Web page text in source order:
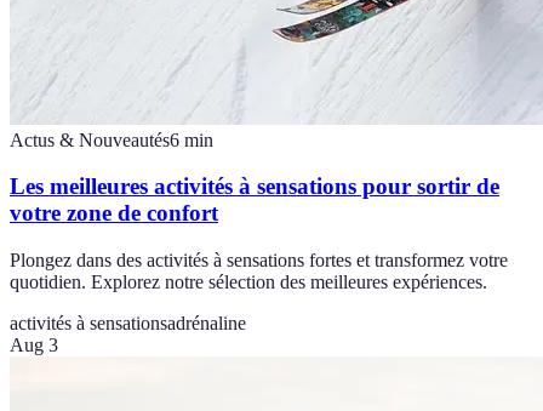
Actus & Nouveautés6 min
Les meilleures activités à sensations pour sortir de
votre zone de confort
Plongez dans des activités à sensations fortes et transformez votre
quotidien. Explorez notre sélection des meilleures expériences.
activités à sensationsadrénaline
Aug 3